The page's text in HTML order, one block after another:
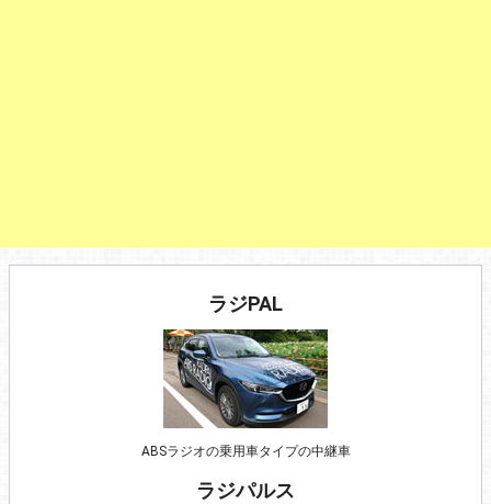
ラジPAL
ABSラジオの乗用車タイプの中継車
ラジパルス